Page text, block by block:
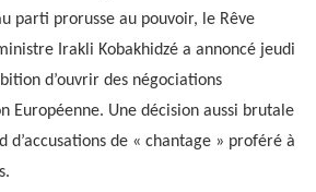
parti prorusse au pouvoir, le Rêve
Irakli Kobakhidzé a annoncé jeudi
d’ouvrir des négociations
Européenne. Une décision aussi brutale
d’accusations de « chantage » proféré à